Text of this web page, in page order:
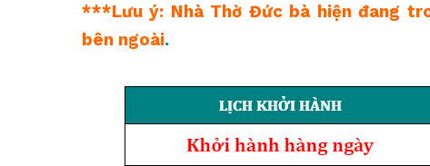
***Lưu ý: Nhà Thờ Đức bà hiện đang
bên ngoài.